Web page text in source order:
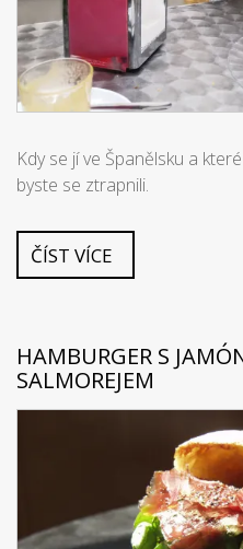
Kdy se jí ve Španělsku a
byste se ztrapnili.
ČÍST VÍCE
HAMBURGER S
SALMOREJEM